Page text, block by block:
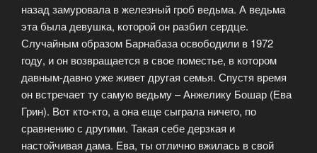
назад замуровала в железный гроб ведьма. А ведьма
эта была девушка, которой он разбил сердце.
Случайным образом Барнабаза освободили в 1972
году, и он возвращается в свое поместье, в котором
давным-давно уже живет другая семья. Спустя время
он встречает ту самую ведьму – Анжелику Бошар (Ева
Грин). Вот кто-кто, а она еще сыграла ничего, по
сравнению с другими. Такая себе дерзкая и
настойчивая дама. Ева, ты отлично вжилась в свой